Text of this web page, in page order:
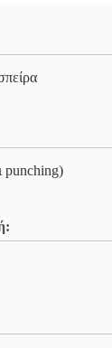
punching)